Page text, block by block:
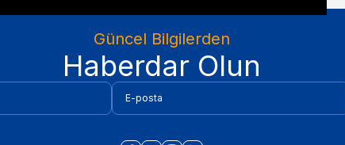
Güncel Bilgilerden
Haberdar Olun